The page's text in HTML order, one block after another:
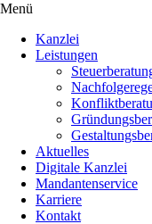
Menü
Kanzlei
Leistungen
Aktuelles
Digitale Kanzlei
Mandantenservice
Karriere
Kontakt